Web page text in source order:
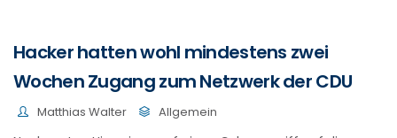
Hacker hatten wohl mindestens zwei
Wochen Zugang zum Netzwerk der CDU
Matthias Walter Allgemein